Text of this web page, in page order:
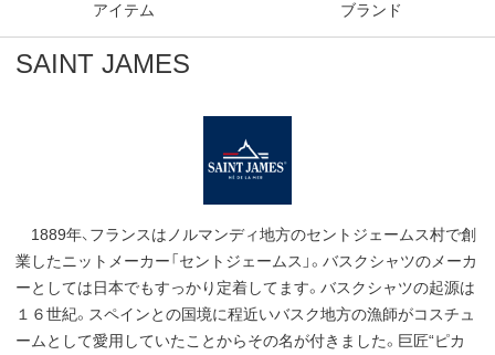
アイテム ブランド
SAINT JAMES
1889年、フランスはノルマンディ地方のセントジェームス村で創
業したニットメーカー「セントジェームス」。バスクシャツのメーカ
ーとしては日本でもすっかり定着してます。バスクシャツの起源は
１６世紀。スペインとの国境に程近いバスク地方の漁師がコスチュ
ームとして愛用していたことからその名が付きました。巨匠“ピカ